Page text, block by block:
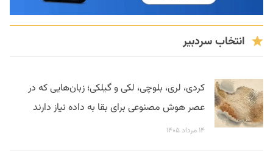
انتخاب سردبیر
کردی، لری، بلوچی، لکی و گیلکی؛ زبان‌هایی که در
عصر هوش مصنوعی برای بقا به داده نیاز دارند
۱۴ مرداد ۱۴۰۵